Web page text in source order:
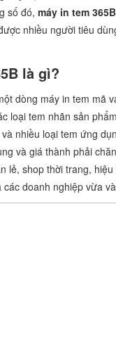
số đó, máy in tem 365B
nhiều người tiêu
là gì?
dòng máy in tem mã
loại tem nhãn sản
nhiều loại tem ứng
và giá thành phải
lẻ, shop thời trang,
doanh nghiệp vừa